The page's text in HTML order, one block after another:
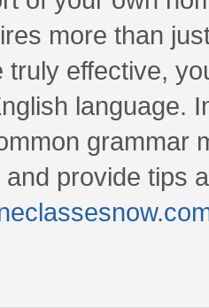
more than
truly effective,
language.
grammar
provide tips